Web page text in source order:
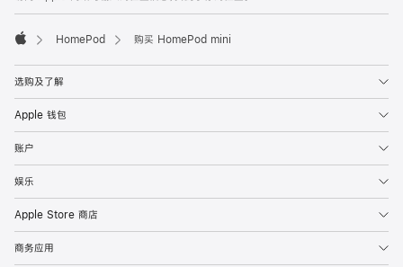
HomePod 购买 HomePod mini
选购及了解
Apple 钱包
账户
娱乐
Apple Store 商店
商务应用